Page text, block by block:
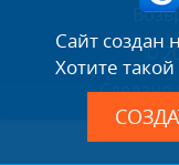
©
Сайт создан
Хотите